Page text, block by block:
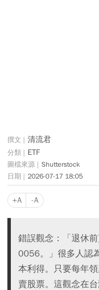
清流君
ETF
Shutterstock
2026-07-17 18:05
+A -A
錯誤觀念：「退休
0056。」很多人認
本利得。只要每年
賣股票。這觀念在